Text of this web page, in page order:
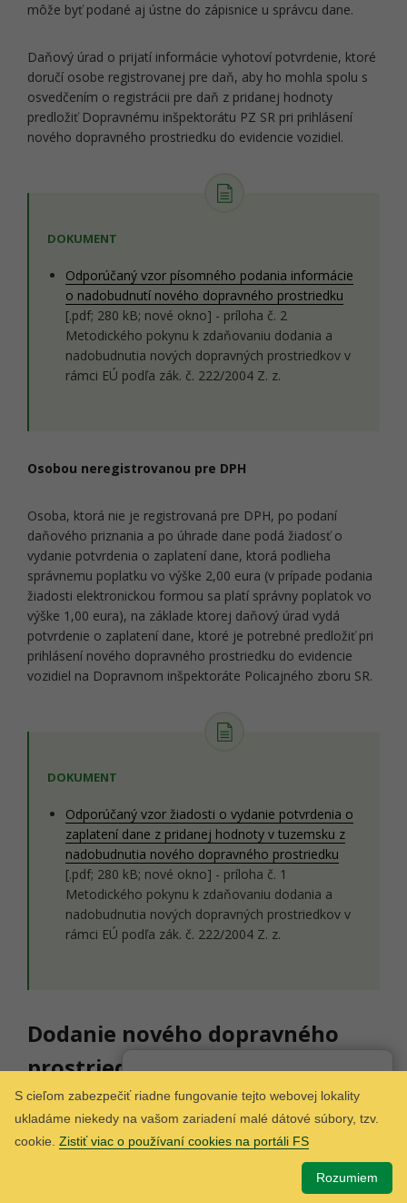
S cieľom zabezpečiť riadne fungovanie tejto webovej lokality
ukladáme niekedy na vašom zariadení malé dátové súbory, tzv.
cookie. Zistiť viac o používaní cookies na portáli FS
Rozumiem
môže byť podané aj ústne do zápisnice u správcu dane.
Daňový úrad o prijatí informácie vyhotoví potvrdenie, ktoré
doručí osobe registrovanej pre daň, aby ho mohla spolu s
osvedčením o registrácii pre daň z pridanej hodnoty
predložiť Dopravnému inšpektorátu PZ SR pri prihlásení
nového dopravného prostriedku do evidencie vozidiel.
DOKUMENT
Odporúčaný vzor písomného podania informácie
o nadobudnutí nového dopravného prostriedku
[.pdf; 280 kB; nové okno] - príloha č. 2
Metodického pokynu k zdaňovaniu dodania a
nadobudnutia nových dopravných prostriedkov v
rámci EÚ podľa zák. č. 222/2004 Z. z.
Osobou neregistrovanou pre DPH
Osoba, ktorá nie je registrovaná pre DPH, po podaní
daňového priznania a po úhrade dane podá žiadosť o
vydanie potvrdenia o zaplatení dane, ktorá podlieha
správnemu poplatku vo výške 2,00 eura (v prípade podania
žiadosti elektronickou formou sa platí správny poplatok vo
výške 1,00 eura), na základe ktorej daňový úrad vydá
potvrdenie o zaplatení dane, ktoré je potrebné predložiť pri
prihlásení nového dopravného prostriedku do evidencie
vozidiel na Dopravnom inšpektoráte Policajného zboru SR.
DOKUMENT
Odporúčaný vzor žiadosti o vydanie potvrdenia o
zaplatení dane z pridanej hodnoty v tuzemsku z
nadobudnutia nového dopravného prostriedku
[.pdf; 280 kB; nové okno] - príloha č. 1
Metodického pokynu k zdaňovaniu dodania a
nadobudnutia nových dopravných prostriedkov v
rámci EÚ podľa zák. č. 222/2004 Z. z.
Dodanie nového dopravného
prostriedku z tuzemska do
iného členského štátu